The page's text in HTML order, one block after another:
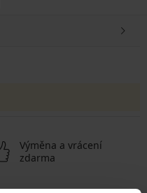
Výměna a vrácení
zdarma